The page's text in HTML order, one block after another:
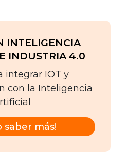
INTELIGENCIA
INDUSTRIA 4.0
integrar IOT y
con la Inteligencia
saber más!